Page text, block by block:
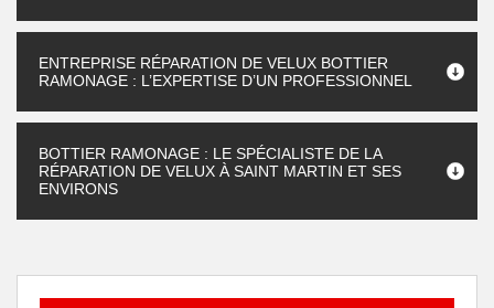
ENTREPRISE RÉPARATION DE VELUX BOTTIER
RAMONAGE : L’EXPERTISE D’UN PROFESSIONNEL
BOTTIER RAMONAGE : LE SPÉCIALISTE DE LA
RÉPARATION DE VELUX À SAINT MARTIN ET SES
ENVIRONS